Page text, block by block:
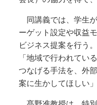
同講義では、学生
ーゲット設定や収益
ビジネス提案を行う
「地域で行われてい
つなげる手法を、外
案に生かしてほしい